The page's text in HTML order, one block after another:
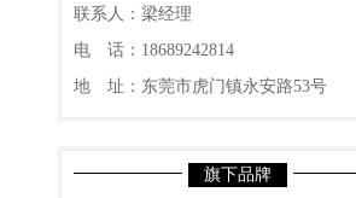
联系人： 梁经理
电 话： 18689242814
地 址： 东莞市虎门镇永安路53号
旗下品牌